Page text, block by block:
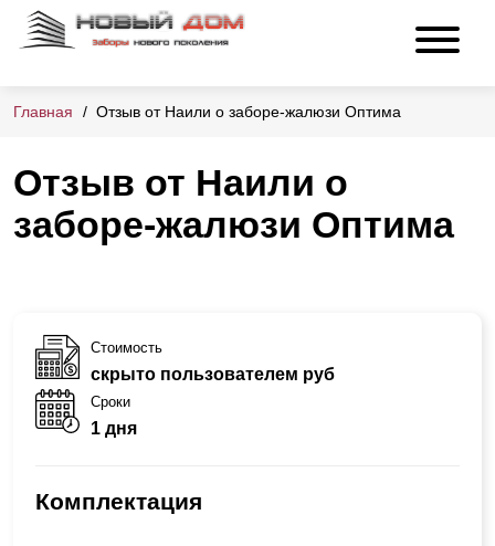
Главная Отзыв от Наили о заборе-жалюзи Оптима
Отзыв от Наили о
заборе-жалюзи Оптима
Стоимость
скрыто пользователем руб
Сроки
1 дня
Комплектация